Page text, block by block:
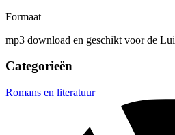
Formaat
mp3 download en geschikt voor de
Categorieën
Romans en literatuur